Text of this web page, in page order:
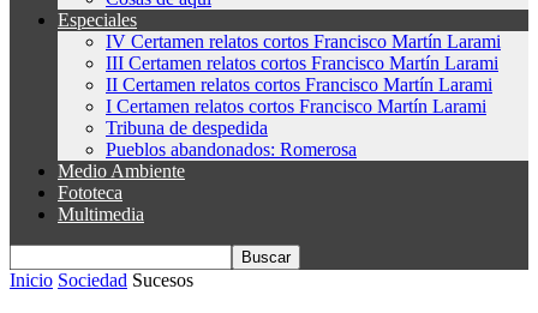
Especiales
IV Certamen relatos cortos Francisco Martín Larami
III Certamen relatos cortos Francisco Martín Larami
II Certamen relatos cortos Francisco Martín Larami
I Certamen relatos cortos Francisco Martín Larami
Tribuna de despedida
Pueblos abandonados: Romerosa
Medio Ambiente
Fototeca
Multimedia
Inicio Sociedad Sucesos